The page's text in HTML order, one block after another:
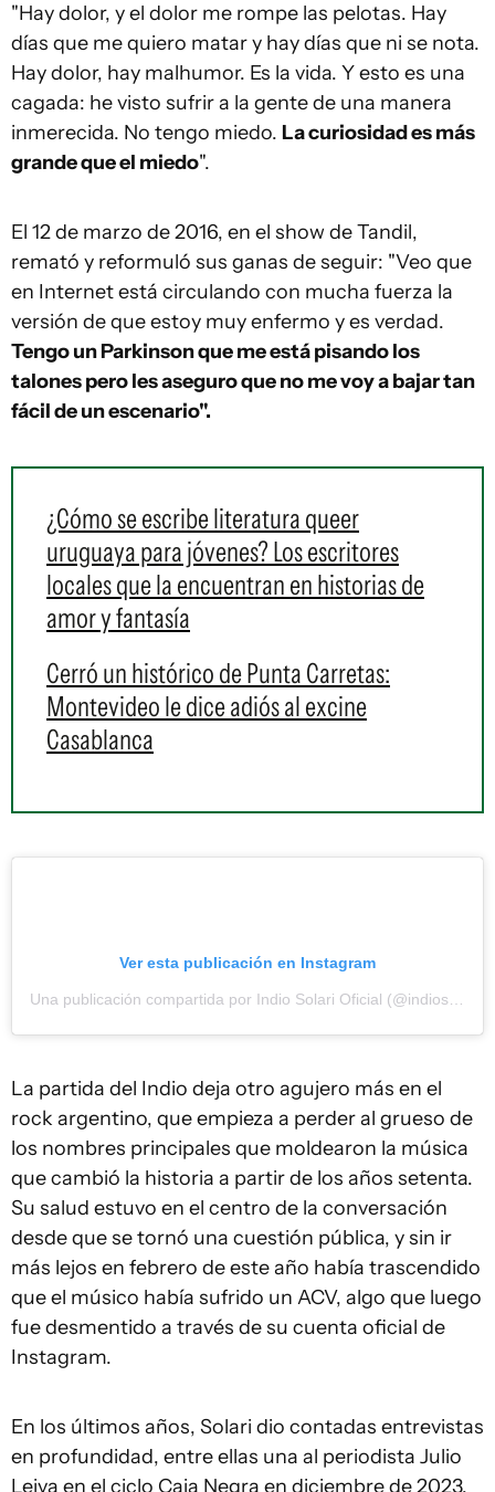
"Hay dolor, y el dolor me rompe las pelotas. Hay
días que me quiero matar y hay días que ni se nota.
Hay dolor, hay malhumor. Es la vida. Y esto es una
cagada: he visto sufrir a la gente de una manera
inmerecida. No tengo miedo. La curiosidad es más
grande que el miedo".
El 12 de marzo de 2016, en el show de Tandil,
remató y reformuló sus ganas de seguir: "Veo que
en Internet está circulando con mucha fuerza la
versión de que estoy muy enfermo y es verdad.
Tengo un Parkinson que me está pisando los
talones pero les aseguro que no me voy a bajar tan
fácil de un escenario".
¿Cómo se escribe literatura queer
uruguaya para jóvenes? Los escritores
locales que la encuentran en historias de
amor y fantasía
Cerró un histórico de Punta Carretas:
Montevideo le dice adiós al excine
Casablanca
Ver esta publicación en Instagram
La partida del Indio deja otro agujero más en el
rock argentino, que empieza a perder al grueso de
los nombres principales que moldearon la música
que cambió la historia a partir de los años setenta.
Su salud estuvo en el centro de la conversación
desde que se tornó una cuestión pública, y sin ir
más lejos en febrero de este año había trascendido
que el músico había sufrido un ACV, algo que luego
fue desmentido a través de su cuenta oficial de
Instagram.
En los últimos años, Solari dio contadas entrevistas
en profundidad, entre ellas una al periodista Julio
Leiva en el ciclo Caja Negra en diciembre de 2023,